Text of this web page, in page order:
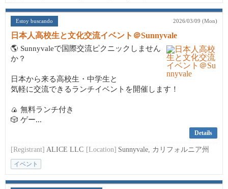
Estoy buscando 2026/03/09 (Mon)
日本人高校生と文化交流イベント＠Sunnyvale
🌎 Sunnyvaleで国際交流ピクニックしません
か？
日本から来る高校生・中学生と
気軽に交流できるランチイベントを開催します！
🍙 無料ランチ付き
🎲 ゲー...
Details
[Registrant] ALICE LLC [Location] Sunnyvale, カリフォルニア州
イベント